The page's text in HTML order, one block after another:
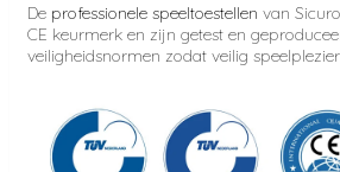
De professionele speeltoestellen van
CE keurmerk en zijn getest en
veiligheidsnormen zodat veilig